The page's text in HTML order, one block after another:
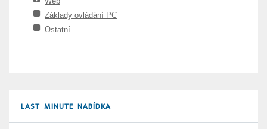
Základy ovládání PC
Ostatní
LAST MINUTE NABÍDKA